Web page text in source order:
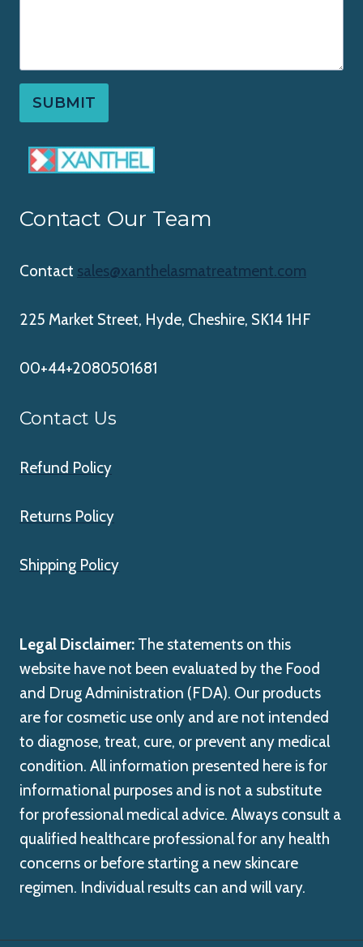
SUBMIT
Contact Our Team
Contact sales@xanthelasmatreatment.com
225 Market Street, Hyde, Cheshire, SK14 1HF
00+44+2080501681
Contact Us
Refund Policy
Returns Policy
Shipping Policy
Legal Disclaimer: The statements on this
website have not been evaluated by the Food
and Drug Administration (FDA). Our products
are for cosmetic use only and are not intended
to diagnose, treat, cure, or prevent any medical
condition. All information presented here is for
informational purposes and is not a substitute
for professional medical advice. Always consult a
qualified healthcare professional for any health
concerns or before starting a new skincare
regimen. Individual results can and will vary.